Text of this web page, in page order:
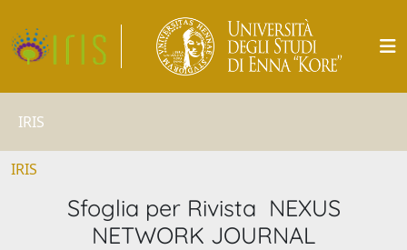
IRIS
IRIS
Sfoglia per Rivista NEXUS
NETWORK JOURNAL